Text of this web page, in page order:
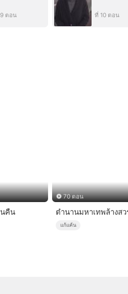
ตอน ที่ 10 ตอน
คืน
70 ตอน
ตำนานมหาเทพล้างสว
แก้แค้น